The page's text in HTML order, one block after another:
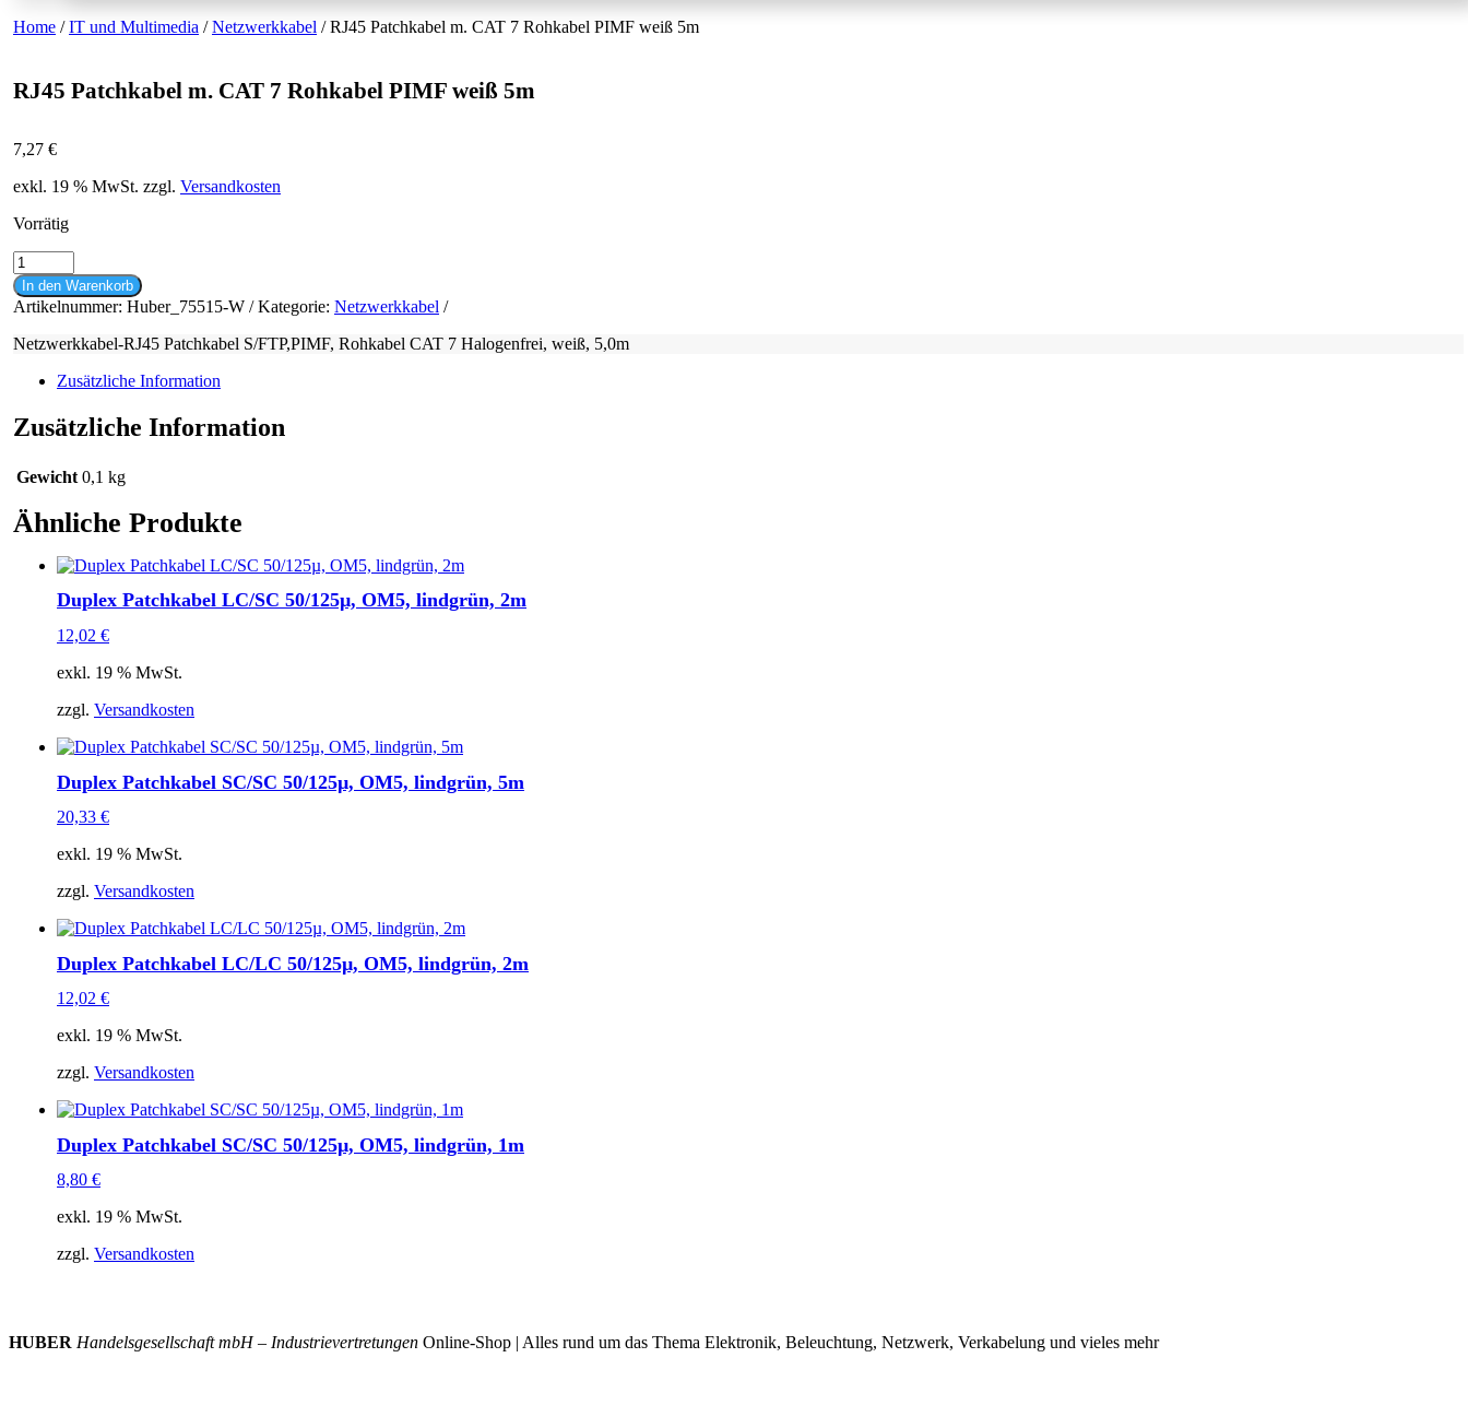
Home /IT und Multimedia /Netzwerkkabel / RJ45 Patchkabel m. CAT 7 Rohkabel PIMF weiß 5m
RJ45 Patchkabel m. CAT 7 Rohkabel PIMF weiß 5m
7,27 €
exkl. 19 % MwSt. zzgl. Versandkosten
Vorrätig
RJ45
Patchkabel
m.
CAT
7
PIMF
5m
Menge
In den Warenkorb
Artikelnummer: Huber_75515-W Kategorie: Netzwerkkabel
Netzwerkkabel-RJ45 Patchkabel S/FTP,PIMF, Rohkabel CAT 7 Halogenfrei, weiß, 5,0m
Zusätzliche Information
Zusätzliche Information
Gewicht 0,1 kg
Ähnliche Produkte
Duplex Patchkabel LC/SC 50/125µ, OM5, lindgrün, 2m
12,02 €
exkl. 19 % MwSt.
zzgl. Versandkosten
Duplex Patchkabel SC/SC 50/125µ, OM5, lindgrün, 5m
20,33 €
exkl. 19 % MwSt.
zzgl. Versandkosten
Duplex Patchkabel LC/LC 50/125µ, OM5, lindgrün, 2m
12,02 €
exkl. 19 % MwSt.
zzgl. Versandkosten
Duplex Patchkabel SC/SC 50/125µ, OM5, lindgrün, 1m
8,80 €
exkl. 19 % MwSt.
zzgl. Versandkosten
HUBER Handelsgesellschaft mbH – Industrievertretungen Online-Shop | Alles rund um das Thema Elektronik, Beleuchtung, Netzwerk, Verkabelung und vieles mehr